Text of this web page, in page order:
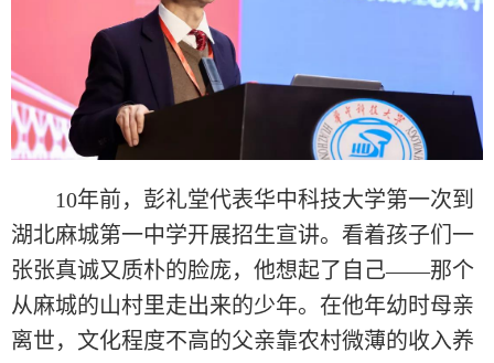
10年前，彭礼堂代表华中科技大学第一次到
湖北麻城第一中学开展招生宣讲。看着孩子们一
张张真诚又质朴的脸庞，他想起了自己——那个
从麻城的山村里走出来的少年。在他年幼时母亲
离世，文化程度不高的父亲靠农村微薄的收入养